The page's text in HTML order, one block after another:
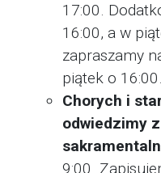
17:00.
16:00, a w
zapraszamy
piątek o 16:00.
Chorych i
odwiedzimy
9:00.